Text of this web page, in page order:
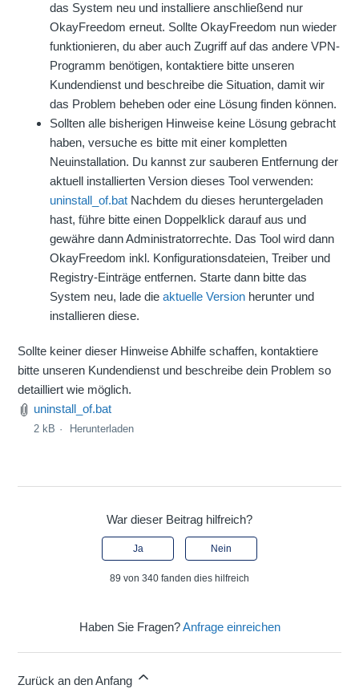
das System neu und installiere anschließend nur
OkayFreedom erneut. Sollte OkayFreedom nun wieder
funktionieren, du aber auch Zugriff auf das andere VPN-
Programm benötigen, kontaktiere bitte unseren
Kundendienst und beschreibe die Situation, damit wir
das Problem beheben oder eine Lösung finden können.
Sollten alle bisherigen Hinweise keine Lösung gebracht
haben, versuche es bitte mit einer kompletten
Neuinstallation. Du kannst zur sauberen Entfernung der
aktuell installierten Version dieses Tool verwenden:
uninstall_of.bat Nachdem du dieses heruntergeladen
hast, führe bitte einen Doppelklick darauf aus und
gewähre dann Administratorrechte. Das Tool wird dann
OkayFreedom inkl. Konfigurationsdateien, Treiber und
Registry-Einträge entfernen. Starte dann bitte das
System neu, lade dieaktuelle Version herunter und
installieren diese.
Sollte keiner dieser Hinweise Abhilfe schaffen, kontaktiere
bitte unseren Kundendienst und beschreibe dein Problem so
detailliert wie möglich.
uninstall_of.bat
2 kB Herunterladen
War dieser Beitrag hilfreich?
Ja Nein
89 von 340 fanden dies hilfreich
Haben Sie Fragen?Anfrage einreichen
Zurück an den Anfang